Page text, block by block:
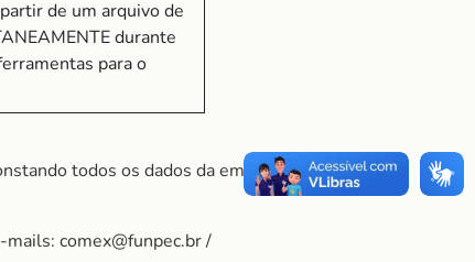
de um arquivo de
durante
para o
todos os dados da empresa, bem
comex@funpec.br /